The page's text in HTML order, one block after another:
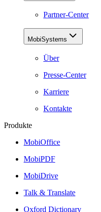
Partner-Center
MobiSystems
Über
Presse-Center
Karriere
Kontakte
Produkte
MobiOffice
MobiPDF
MobiDrive
Talk & Translate
Oxford Dictionary